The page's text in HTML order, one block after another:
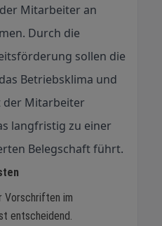
Mitarbeiter an
Durch die
sollen die
Betriebsklima und
der Mitarbeiter
langfristig zu einer
Belegschaft führt.
Vorschriften im
entscheidend.